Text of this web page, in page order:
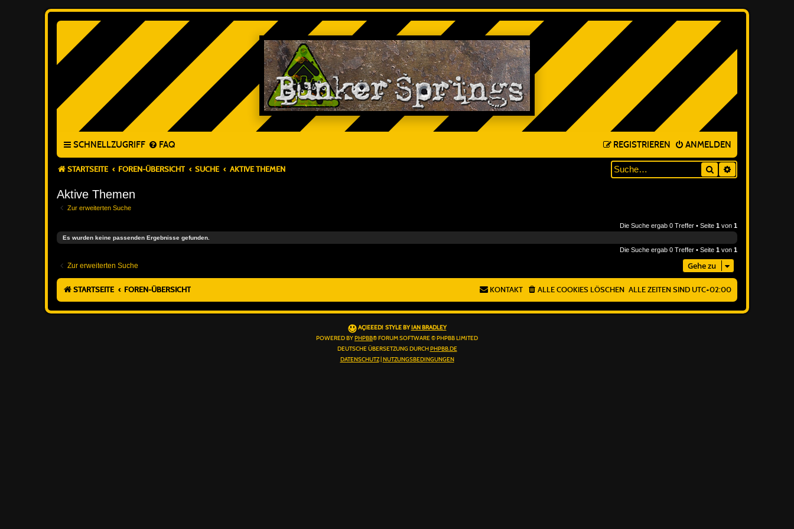
SCHNELLZUGRIFF FAQ ANMELDEN
REGISTRIEREN
STARTSEITE FOREN-ÜBERSICHT SUCHE AKTIVE THEMEN Suche
Aktive Themen
Zur erweiterten Suche
Die Suche ergab 0 Treffer • Seite 1 von 1
Es wurden keine passenden Ergebnisse gefunden.
Die Suche ergab 0 Treffer • Seite 1 von 1
Zur erweiterten Suche Gehe zu
STARTSEITE FOREN-ÜBERSICHT ALLE ZEITEN SIND UTC+02:00
ALLE COOKIES LÖSCHEN
KONTAKT
AÇIEEED! STYLE BY IAN BRADLEY
POWERED BY PHPBB® FORUM SOFTWARE © PHPBB LIMITED
DEUTSCHE ÜBERSETZUNG DURCH PHPBB.DE
DATENSCHUTZ| NUTZUNGSBEDINGUNGEN